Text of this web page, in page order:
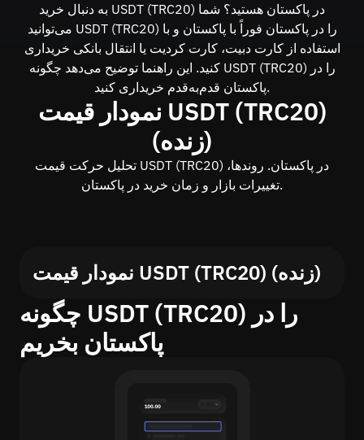
به دنبال خرید USDT (TRC20) در پاکستان هستید؟ شما
می‌توانید USDT (TRC20) را در پاکستان فوراً با پاکستان و با
استفاده از کارت دبیت، کارت کردیت یا انتقال بانکی خریداری
کنید. این راهنما توضیح می‌دهد چگونه USDT (TRC20) را در
پاکستان قدم‌به‌قدم خریداری کنید.
نمودار قیمت USDT (TRC20)
(زنده)
تحلیل حرکت قیمت USDT (TRC20) در پاکستان. روندها،
تغییرات بازار و زمان خرید در پاکستان.
نمودار قیمت USDT (TRC20) (زنده)
چگونه USDT (TRC20) را در
پاکستان بخریم